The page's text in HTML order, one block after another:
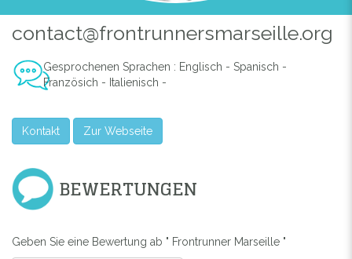
Previous
contact@frontrunnersmarseille.org
Gesprochenen Sprachen : Englisch - Spanisch -
Französich - Italienisch -
Kontakt Zur Webseite
BEWERTUNGEN
Geben Sie eine Bewertung ab " Frontrunner Marseille "